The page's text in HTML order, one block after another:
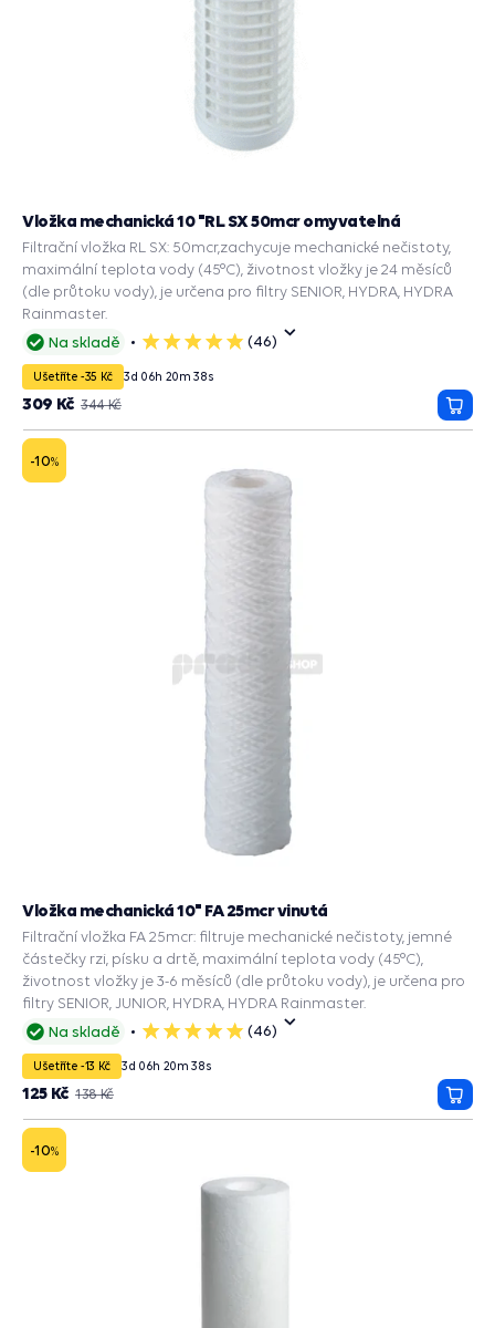
Na skladě
5
(46)
Vložka mechanická 10 "RL SX 50mcr omyvatelná
Filtrační vložka RL SX: 50mcr,zachycuje mechanické nečistoty,
maximální teplota vody (45°C), životnost vložky je 24 měsíců
(dle průtoku vody), je určena pro filtry SENIOR, HYDRA, HYDRA
Rainmaster.
Ušetříte -35 Kč 3d 06h 20m 37s
344 Kč
309 Kč
do
-10%
Na skladě
5
(46)
Vložka mechanická 10" FA 25mcr vinutá
Filtrační vložka FA 25mcr: filtruje mechanické nečistoty, jemné
částečky rzi, písku a drtě, maximální teplota vody (45°C),
životnost vložky je 3-6 měsíců (dle průtoku vody), je určena pro
filtry SENIOR, JUNIOR, HYDRA, HYDRA Rainmaster.
Ušetříte -13 Kč 3d 06h 20m 37s
138 Kč
125 Kč
do
-10%